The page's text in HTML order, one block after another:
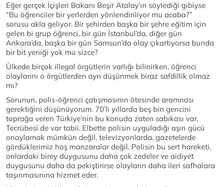
Eğer gerçek İçişleri Bakanı Beşir Atalay’ın söylediği gibiyse
“Bu öğrenciler bir yerlerden yönlendiriliyor mu acaba?”
sorusu akla geliyor. Bir şehirden başka bir şehre eğitim için
gelen bi grup öğrenci, bir gün İstanbul’da, diğer gün
Ankara’da, başka bir gün Samsun’da olay çıkartıyorsa bunda
bir bit yeniği yok mu sizce?
Ülkede birçok illegal örgütlerin varlığı bilinirken, öğrenci
olaylarını o örgütlerden ayrı düşünmek biraz safdillik olmaz
mı?
Sorunun, polis-öğrenci çatışmasının ötesinde aramnası
gerektiğini düşünüyorum. 70’li yıllarda beş bin gencini
toprağa veren Türkiye’nin bu konuda zaten sabıkası var.
Tecrübesi de var tabii. Elbette polisin uyguladığı aşırı gücü
onaylamak mümkün değil, televizyonlarda, gazetelerde
gördüklerimiz hoş manzaralar değil. Polisin bu sert hareketi,
onlardaki birey duygusunu daha çok zedeler ve aidiyet
duygusunu daha da pekiştirirse olayların daha ileri safhalara
taşınmasınına hizmet eder.